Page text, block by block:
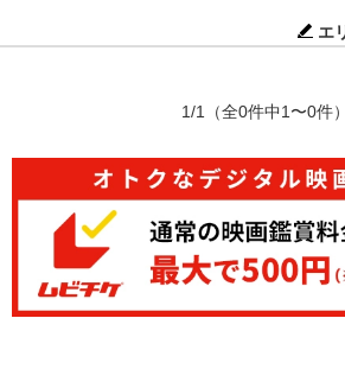
エ
1/1 （全0件中1〜0件）